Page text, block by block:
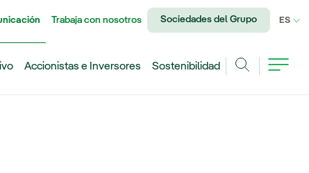
Trabaja con nosotros Sociedades del Grupo ES
Accionistas e Inversores
Sostenibilidad